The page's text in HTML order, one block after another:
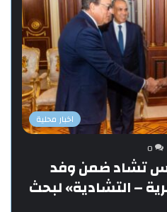
اخبار محلية
0
تشاد ضمن وفد
– التشادية» لبحث